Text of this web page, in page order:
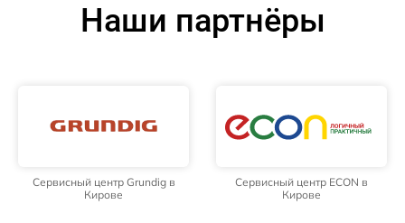
Наши партнёры
Сервисный центр Grundig в
Кирове
Сервисный центр ECON в
Кирове